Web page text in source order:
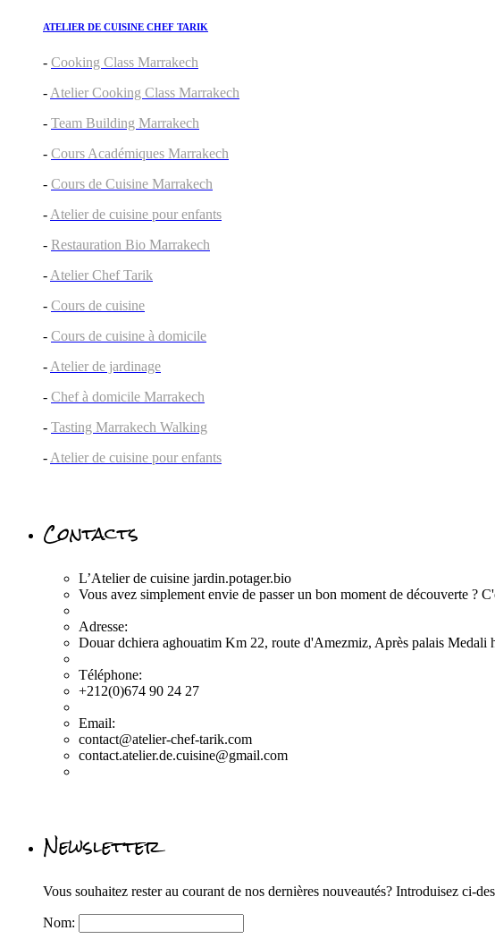
ATELIER DE CUISINE CHEF TARIK
- Cooking Class Marrakech
- Atelier Cooking Class Marrakech
- Team Building Marrakech
- Cours Académiques Marrakech
- Cours de Cuisine Marrakech
- Atelier de cuisine pour enfants
- Restauration Bio Marrakech
- Atelier Chef Tarik
- Cours de cuisine
- Cours de cuisine à domicile
- Atelier de jardinage
- Chef à domicile Marrakech
- Tasting Marrakech Walking
- Atelier de cuisine pour enfants
Contacts
L’Atelier de cuisine jardin.potager.bio
Vous avez simplement envie de passer un bon moment de
Adresse:
Douar dchiera aghouatim Km 22, route d'Amezmiz, Après palais Medali
Téléphone:
+212(0)674 90 24 27
Email:
contact@atelier-chef-tarik.com
contact.atelier.de.cuisine@gmail.com
Newsletter
Vous souhaitez rester au courant de nos dernières nouveautés? Introduisez ci-
Nom: